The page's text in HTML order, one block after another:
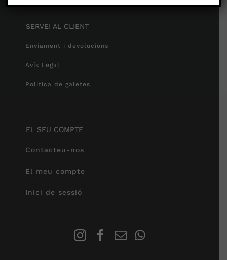
SERVEI AL CLIENT
Enviament i devolucions
Avís Legal
Política de galetes
EL SEU COMPTE
Contacteu-nos
El meu compte
Inici de sessió